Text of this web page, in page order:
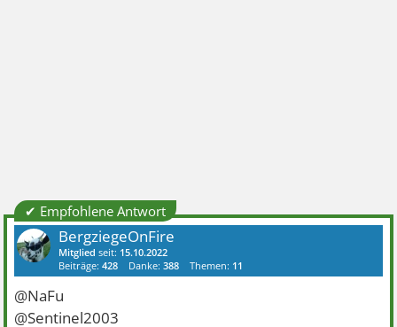
✔ Empfohlene Antwort
BergziegeOnFire
Mitglied seit: 15.10.2022
Beiträge:428 Danke:388 Themen: 11
@NaFu
@Sentinel2003